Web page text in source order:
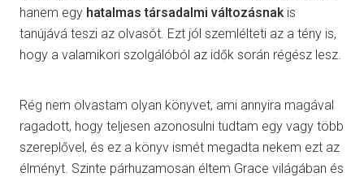
hanem egy hatalmas társadalmi változásnak is
tanújává teszi az olvasót. Ezt jól szemlélteti az a tény is,
hogy a valamikori szolgálóból az idők során régész lesz.
Rég nem olvastam olyan könyvet, ami annyira magával
ragadott, hogy teljesen azonosulni tudtam egy vagy több
szereplővel, és ez a könyv ismét megadta nekem ezt az
élményt. Szinte párhuzamosan éltem Grace világában és